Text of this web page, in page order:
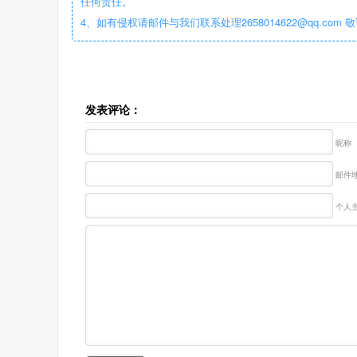
4、如有侵权请邮件与我们联系处理2658014622@qq.com 敬
发表评论：
昵称
邮件
个人